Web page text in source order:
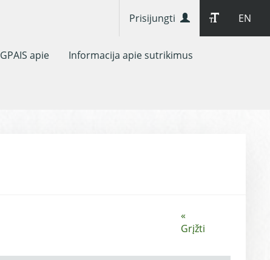
EN
Prisijungti
GPAIS apie Informacija apie sutrikimus
«
Grįžti